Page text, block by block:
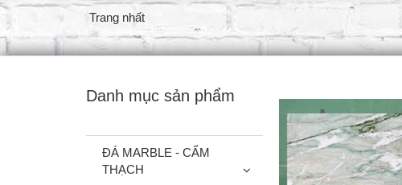
Trang nhất
Danh mục sản phẩm
ĐÁ MARBLE - CẨM
THẠCH